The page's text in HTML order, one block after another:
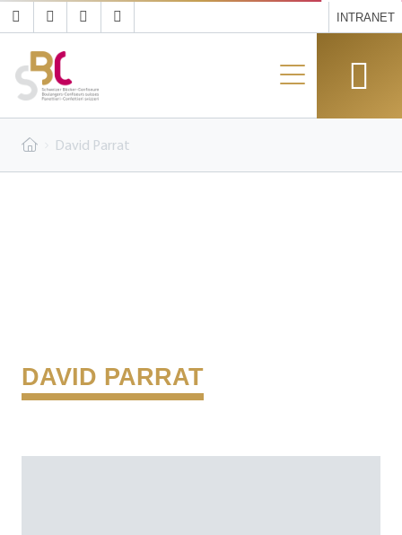
INTRANET
David Parrat
DAVID PARRAT